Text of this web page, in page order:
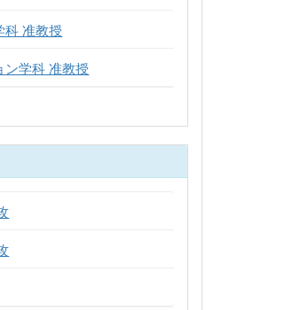
科 准教授
ン学科 准教授